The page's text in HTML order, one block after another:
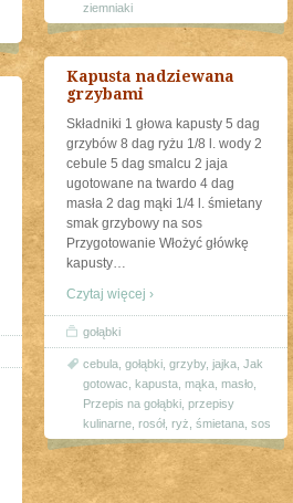
ziemniaki
Kapusta nadziewana
grzybami
Składniki 1 głowa kapusty 5 dag
grzybów 8 dag ryżu 1/8 l. wody 2
cebule 5 dag smalcu 2 jaja
ugotowane na twardo 4 dag
masła 2 dag mąki 1/4 l. śmietany
smak grzybowy na sos
Przygotowanie Włożyć główkę
kapusty…
Czytaj więcej ›
gołąbki
cebula gołąbki grzyby, jajka Jak
gotowac kapusta mąka masło
Przepis na gołąbki przepisy
kulinarne rosół, ryż śmietana sos